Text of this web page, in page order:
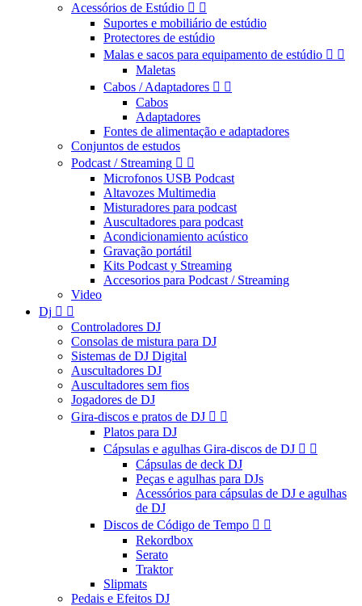
Acessórios de Estúdio  
Suportes e mobiliário de estúdio
Protectores de estúdio
Malas e sacos para equipamento de estúdio  
Maletas
Cabos / Adaptadores  
Cabos
Adaptadores
Fontes de alimentação e adaptadores
Conjuntos de estudos
Podcast / Streaming  
Microfonos USB Podcast
Altavozes Multimedia
Misturadores para podcast
Auscultadores para podcast
Acondicionamiento acústico
Gravação portátil
Kits Podcast y Streaming
Accesorios para Podcast / Streaming
Video
Dj  
Controladores DJ
Consolas de mistura para DJ
Sistemas de DJ Digital
Auscultadores DJ
Auscultadores sem fios
Jogadores de DJ
Gira-discos e pratos de DJ  
Platos para DJ
Cápsulas e agulhas Gira-discos de DJ  
Cápsulas de deck DJ
Peças e agulhas para DJs
Acessórios para cápsulas de DJ e agulhas
de DJ
Discos de Código de Tempo  
Rekordbox
Serato
Traktor
Slipmats
Pedais e Efeitos DJ